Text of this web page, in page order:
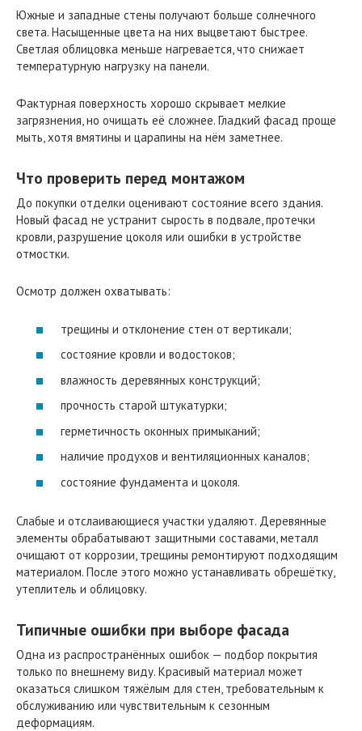
Южные и западные стены получают больше солнечного
света. Насыщенные цвета на них выцветают быстрее.
Светлая облицовка меньше нагревается, что снижает
температурную нагрузку на панели.
Фактурная поверхность хорошо скрывает мелкие
загрязнения, но очищать её сложнее. Гладкий фасад проще
мыть, хотя вмятины и царапины на нём заметнее.
Что проверить перед монтажом
До покупки отделки оценивают состояние всего здания.
Новый фасад не устранит сырость в подвале, протечки
кровли, разрушение цоколя или ошибки в устройстве
отмостки.
Осмотр должен охватывать:
трещины и отклонение стен от вертикали;
состояние кровли и водостоков;
влажность деревянных конструкций;
прочность старой штукатурки;
герметичность оконных примыканий;
наличие продухов и вентиляционных каналов;
состояние фундамента и цоколя.
Слабые и отслаивающиеся участки удаляют. Деревянные
элементы обрабатывают защитными составами, металл
очищают от коррозии, трещины ремонтируют подходящим
материалом. После этого можно устанавливать обрешётку,
утеплитель и облицовку.
Типичные ошибки при выборе фасада
Одна из распространённых ошибок — подбор покрытия
только по внешнему виду. Красивый материал может
оказаться слишком тяжёлым для стен, требовательным к
обслуживанию или чувствительным к сезонным
деформациям.